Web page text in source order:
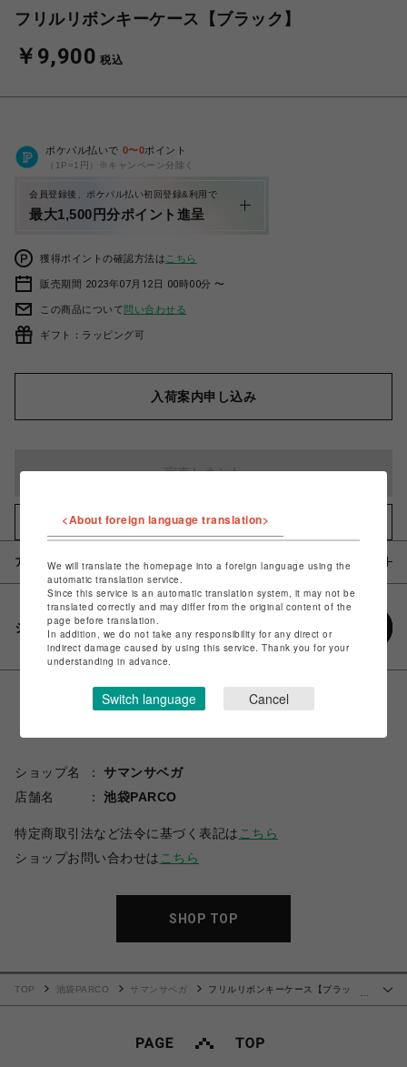
フリルリボンキーケース【ブラック】
￥9,900 税込
ポケパル払いで 0〜0ポイント
（1P=1円）※キャンペーン分除く
会員登録後、ポケパル払い初回登録&利用で
最大1,500円分ポイント進呈
獲得ポイントの確認方法は こちら
販売期間 2023年07月12日 00時00分 〜
この商品について問い合わせる
ギフト：ラッピング可
入荷案内申し込み
完売しました
お気に入りアイテムに追加
アイテム説明 / 素材
シェアする
ショップ名
サマンサベガ
店舗名
池袋PARCO
特定商取引法など法令に基づく表記は こちら
ショップお問い合わせは こちら
SHOP TOP
TOP 池袋PARCO サマンサベガ
フリルリボンキーケース【ブラッ
<About foreign language translation>
We will translate the homepage into a foreign language using the
automatic translation service.
Since this service is an automatic translation system, it may not be
translated correctly and may differ from the original content of the
page before translation.
In addition, we do not take any responsibility for any direct or
indirect damage caused by using this service. Thank you for your
understanding in advance.
Switch language Cancel